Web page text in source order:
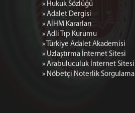
» Hukuk Sözlüğü
» Adalet Dergisi
» AİHM Kararları
» Adli Tıp Kurumu
» Türkiye Adalet Akademisi
» Uzlaştırma İnternet Sitesi
» Arabuluculuk İnternet Sitesi
» Nöbetçi Noterlik Sorgulama